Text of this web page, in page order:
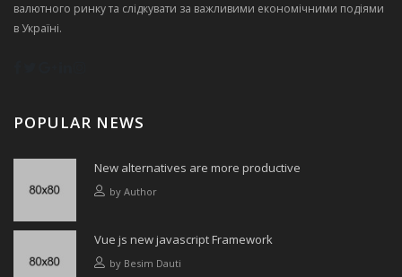
валютного ринку та слідкувати за важливими економічними подіями
в Україні.
POPULAR NEWS
New alternatives are more productive
by Author
Vue js new javascript Framework
by Besim Dauti